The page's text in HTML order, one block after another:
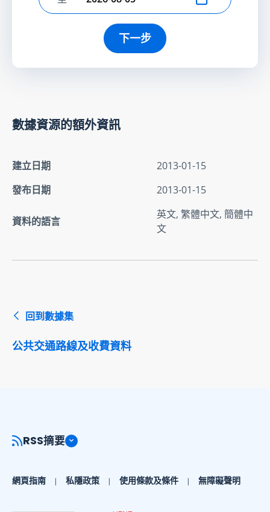
選擇結束日期
下一步
數據資源的額外資訊
建立日期
2013-01-15
發布日期
2013-01-15
資料的語言
英文, 繁體中文, 簡體中
文
回到數據集
公共交通路線及收費資料
RSS摘要
網頁指南 私隱政策 使用條款及條件 無障礙聲明